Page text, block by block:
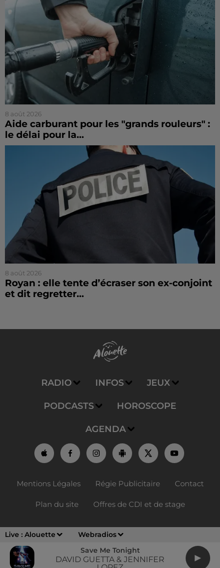
Live : Alouette
Webradios
Save Me Tonight
DAVID GUETTA & JENNIFER
8 août 2026
Aide carburant pour les "grands rouleurs" :
le délai pour la...
8 août 2026
Royan : elle tente d’écraser son ex-conjoint
et dit regretter...
RADIO INFOS JEUX
PODCASTS HOROSCOPE
AGENDA
Mentions Légales Régie Publicitaire Contact
Plan du site Offres de CDI et de stage